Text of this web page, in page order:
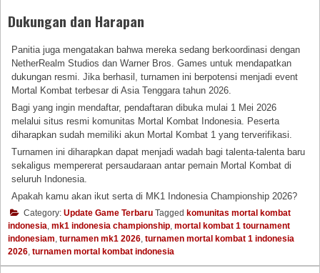
Dukungan dan Harapan
Panitia juga mengatakan bahwa mereka sedang berkoordinasi dengan
NetherRealm Studios dan Warner Bros. Games untuk mendapatkan
dukungan resmi. Jika berhasil, turnamen ini berpotensi menjadi event
Mortal Kombat terbesar di Asia Tenggara tahun 2026.
Bagi yang ingin mendaftar, pendaftaran dibuka mulai 1 Mei 2026
melalui situs resmi komunitas Mortal Kombat Indonesia. Peserta
diharapkan sudah memiliki akun Mortal Kombat 1 yang terverifikasi.
Turnamen ini diharapkan dapat menjadi wadah bagi talenta-talenta baru
sekaligus mempererat persaudaraan antar pemain Mortal Kombat di
seluruh Indonesia.
Apakah kamu akan ikut serta di MK1 Indonesia Championship 2026?
Category: Update Game Terbaru Tagged komunitas mortal kombat
indonesia, mk1 indonesia championship, mortal kombat 1 tournament
indonesiam, turnamen mk1 2026, turnamen mortal kombat 1 indonesia
2026, turnamen mortal kombat indonesia